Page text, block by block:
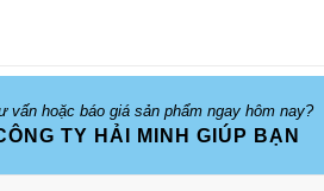
vấn hoặc báo giá sản phẩm ngay hôm nay?
TY HẢI MINH GIÚP BẠN